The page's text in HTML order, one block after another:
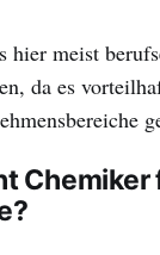
hier meist
da es
Chemiker